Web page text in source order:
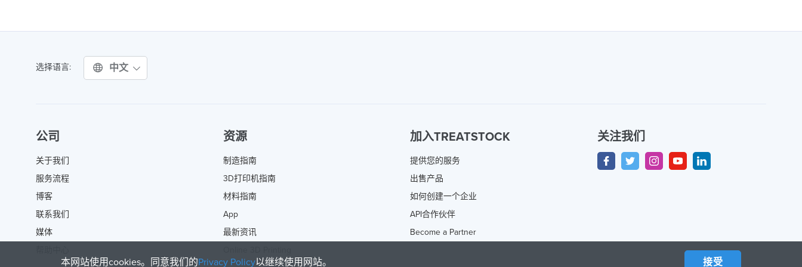
选择语言: 中文
公司
关于我们
服务流程
博客
联系我们
媒体
资源
制造指南
3D打印机指南
材料指南
App
最新资讯
加入TREATSTOCK
提供您的服务
出售产品
如何创建一个企业
API合作伙伴
Become a Partner
关注我们
本网站使用cookies。同意我们的Privacy Policy以继续使用网站。 接受